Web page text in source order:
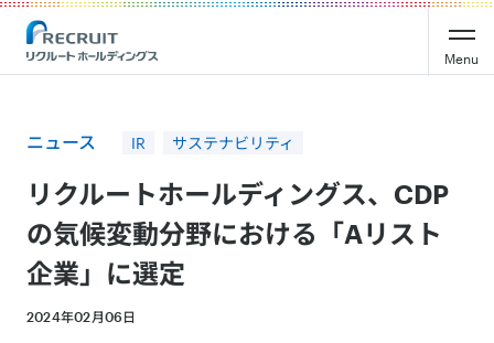
Recruit Holdings
Menu
ニュース IR サステナビリティ
リクルートホールディングス、CDP
の気候変動分野における「Aリスト
企業」に選定
2024年02月06日